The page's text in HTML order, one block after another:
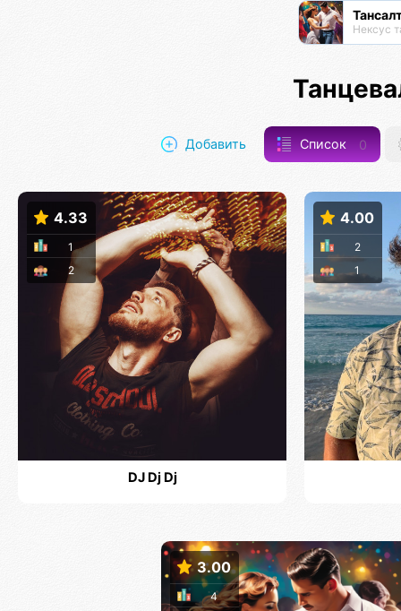
Нексус
Добавить Список 0
4.33
2
1
DJ Dj Dj
4.00
1
2
3.00
4